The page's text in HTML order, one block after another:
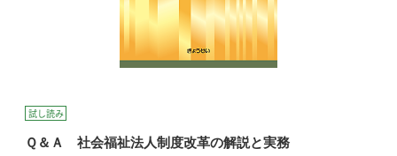
試し読み
Ｑ＆Ａ 社会福祉法人制度改革の解説と実務